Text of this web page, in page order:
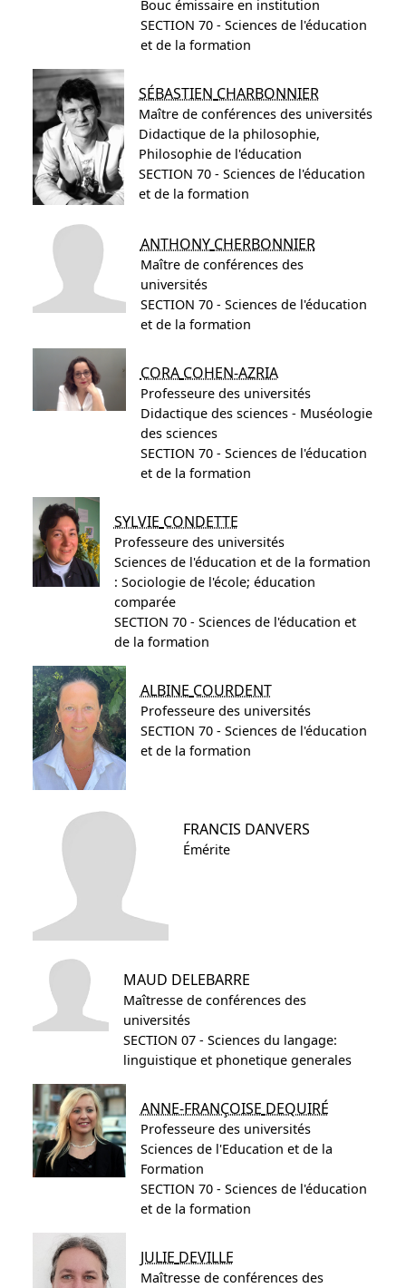
Bouc émissaire en institution
SECTION 70 - Sciences de l'éducation
et de la formation
SÉBASTIEN CHARBONNIER
Maître de conférences des universités
Didactique de la philosophie,
Philosophie de l'éducation
SECTION 70 - Sciences de l'éducation
et de la formation
ANTHONY CHERBONNIER
Maître de conférences des
universités
SECTION 70 - Sciences de l'éducation
et de la formation
CORA COHEN-AZRIA
Professeure des universités
Didactique des sciences - Muséologie
des sciences
SECTION 70 - Sciences de l'éducation
et de la formation
SYLVIE CONDETTE
Professeure des universités
Sciences de l'éducation et de la formation
: Sociologie de l'école; éducation
comparée
SECTION 70 - Sciences de l'éducation et
de la formation
ALBINE COURDENT
Professeure des universités
SECTION 70 - Sciences de l'éducation
et de la formation
FRANCIS DANVERS
Émérite
MAUD DELEBARRE
Maîtresse de conférences des
universités
SECTION 07 - Sciences du langage:
linguistique et phonetique generales
ANNE-FRANÇOISE DEQUIRÉ
Professeure des universités
Sciences de l'Education et de la
Formation
SECTION 70 - Sciences de l'éducation
et de la formation
JULIE DEVILLE
Maîtresse de conférences des